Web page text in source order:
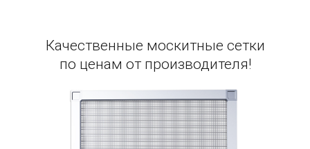
Качественные москитные сетки
по ценам от производителя!